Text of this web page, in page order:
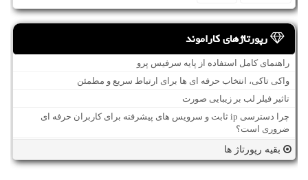
رپورتاژهای کاراموند
راهنمای کامل استفاده از پایه سرفیس پرو
واکی تاکی، انتخاب حرفه ای ها برای ارتباط سریع و مطمئن
تاثیر فیلر لب بر زیبایی صورت
چرا دسترسی ip ثابت و سرویس های پیشرفته برای کاربران حرفه ای
ضروری است؟
بقیه رپورتاژ ها